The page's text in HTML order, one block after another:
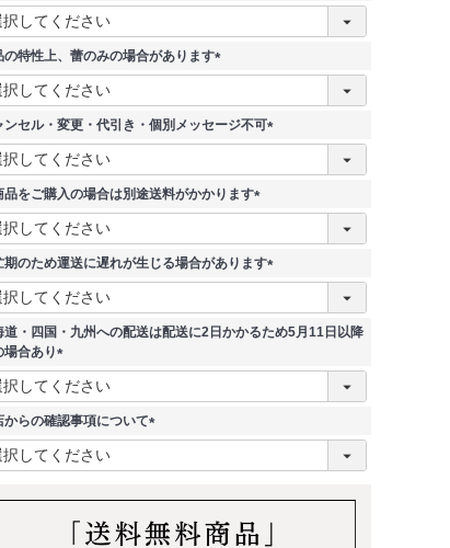
(
の特性上、蕾のみの場合があります
(
須
ンセル・変更・代引き・個別メッセージ不可
(
品をご購入の場合は別途送料がかかります
(
須
期のため運送に遅れが生じる場合があります
(
須
道・四国・九州への配送は配送に2日かかるため5月11日以降
場合あり
(
必
須
からの確認事項について
(
)